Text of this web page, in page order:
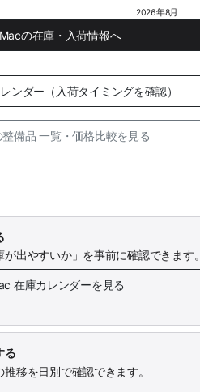
2026年8月
Macの在庫・入荷情報へ
ンダー（入荷タイミングを確認）
備品 一覧・価格比較を見る
出やすいか」を事前に確認できます。
在庫カレンダーを見る
る
移を日別で確認できます。